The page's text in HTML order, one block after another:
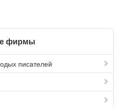
фирмы
писателей